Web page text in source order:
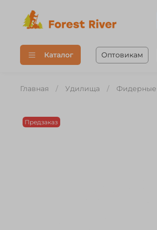
Каталог Оптовикам
Главная Удилища Фидерные
Предзаказ